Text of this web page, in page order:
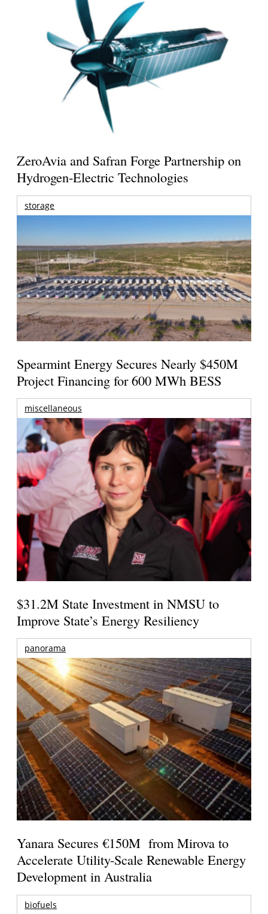
ZeroAvia and Safran Forge Partnership on
Hydrogen-Electric Technologies
storage
Spearmint Energy Secures Nearly $450M
Project Financing for 600 MWh BESS
miscellaneous
$31.2M State Investment in NMSU to
Improve State’s Energy Resiliency
panorama
Yanara Secures €150M from Mirova to
Accelerate Utility-Scale Renewable Energy
Development in Australia
biofuels